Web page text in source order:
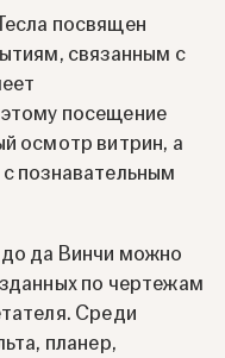
посвящен
связанным с
посещение
осмотр витрин, а
познавательным
да Винчи можно
по чертежам
Среди
планер,